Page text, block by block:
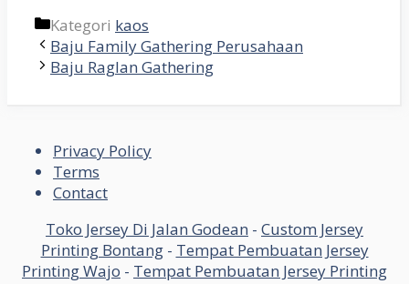
Kategori kaos
Baju Family Gathering Perusahaan
Baju Raglan Gathering
Privacy Policy
Terms
Contact
Toko Jersey Di Jalan Godean - Custom Jersey
Printing Bontang- Tempat Pembuatan Jersey
Printing Wajo - Tempat Pembuatan Jersey Printing